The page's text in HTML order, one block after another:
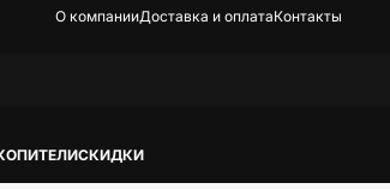
О компанииДоставка и оплатаКонтакты
СКИДКИ